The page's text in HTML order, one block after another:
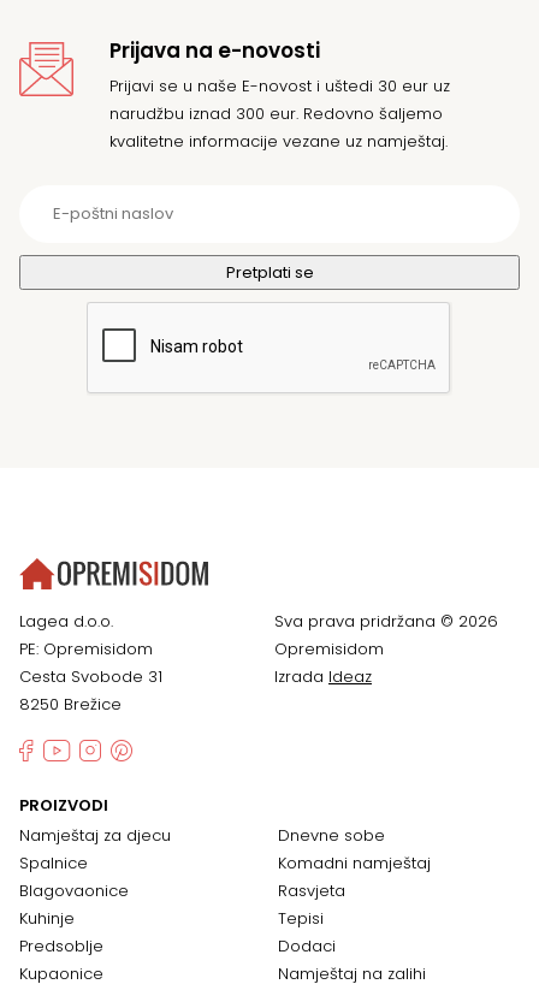
Prijava na e-novosti
Prijavi se u naše E-novost i uštedi 30 eur uz
narudžbu iznad 300 eur. Redovno šaljemo
kvalitetne informacije vezane uz namještaj.
Lagea d.o.o.
PE: Opremisidom
Cesta Svobode 31
8250 Brežice
Sva prava pridržana © 2026
Opremisidom
Izrada Ideaz
PROIZVODI
Namještaj za djecu
Spalnice
Blagovaonice
Kuhinje
Predsoblje
Kupaonice
Dnevne sobe
Komadni namještaj
Rasvjeta
Tepisi
Dodaci
Namještaj na zalihi